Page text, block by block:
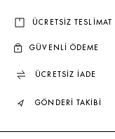
ÜCRETSİZ TESLİMAT
GÜVENLİ ÖDEME
ÜCRETSİZ İADE
GÖNDERİ TAKİBİ